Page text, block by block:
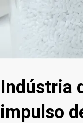
Indústria
impulso